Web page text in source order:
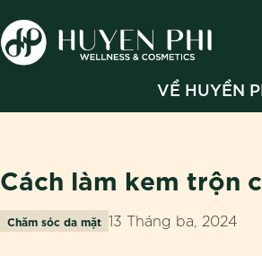
VỀ HUYỀN
Cách làm kem trộn
Chăm sóc da mặt 13 Tháng ba, 2024